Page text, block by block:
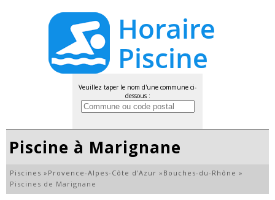
Veuillez taper le nom d'une commune ci-
dessous :
Piscine à Marignane
Piscines » Provence-Alpes-Côte d'Azur » Bouches-du-Rhône »
Piscines de Marignane